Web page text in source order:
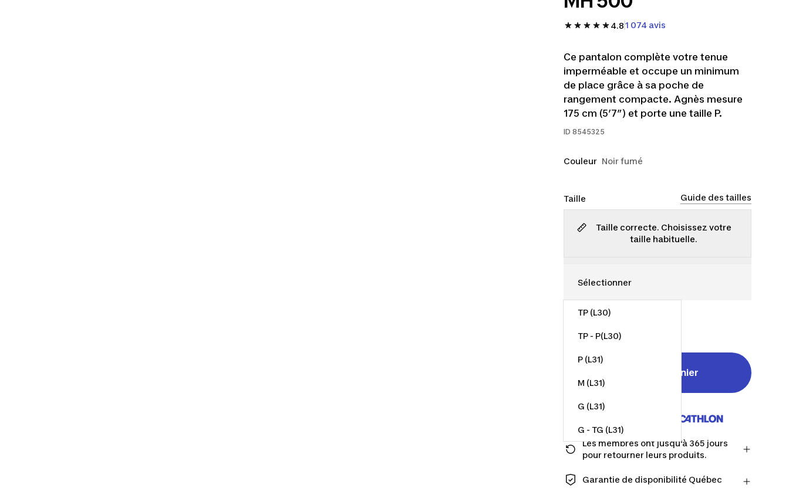
4.81 074 avis
Ce pantalon complète votre tenue
imperméable et occupe un minimum
de place grâce à sa poche de
rangement compacte. Agnès mesure
175 cm (5’7”) et porte une taille P.
ID 8545325
Couleur Noir fumé
Taille Guide des tailles
Taille correcte. Choisissez votre
taille habituelle.
TP (L30)
TP - P(L30)
P (L31)
M (L31)
G (L31)
G - TG (L31)
TG (L31)
2TG (L31)
Ajouter au panier
Les membres ont jusqu'à 365 jours
pour retourner leurs produits.
et obtenez plus de temps pour
Garantie de disponibilité Québec